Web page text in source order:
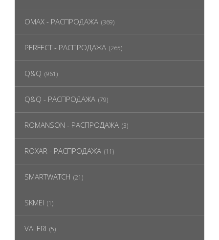
OMAX - РАСПРОДАЖА (369)
PERFECT - РАСПРОДАЖА (265)
Q&Q (961)
Q&Q - РАСПРОДАЖА (79)
ROMANSON - РАСПРОДАЖА (3)
ROXAR - РАСПРОДАЖА (11)
SMARTWATCH (21)
SKMEI (1)
VALERI (5)